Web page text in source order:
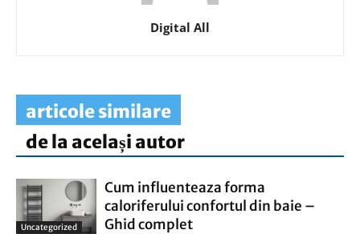
Digital All
articole similare
de la același autor
Uncategorized
Cum influenteaza forma
caloriferului confortul din baie –
Ghid complet